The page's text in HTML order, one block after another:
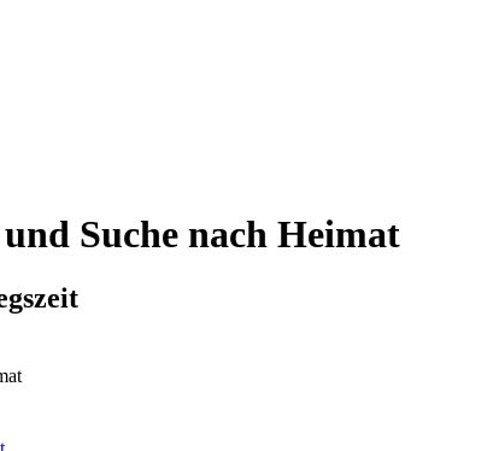
Suche nach Heimat